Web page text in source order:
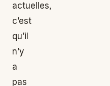
actuelles,
c’est
qu’il
n’y
a
pas